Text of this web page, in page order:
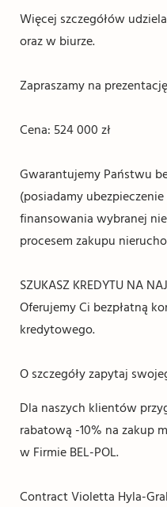
Więcej szczegółów
oraz w biurze.
Zapraszamy na
Cena: 524 000 zł
Gwarantujemy Państwu
(posiadamy
finansowania wybranej
procesem zakupu
SZUKASZ KREDYTU NA
Oferujemy Ci bezpłatną
kredytowego.
O szczegóły zapytaj
Dla naszych klientów
rabatową -10% na zakup
w Firmie BEL-POL.
Contract Violetta Hyla-